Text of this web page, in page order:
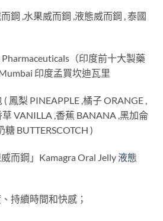
鋼 ,水果威而鋼 ,液態威而鋼 , 泰國
Pharmaceuticals（印度前十大製藥
印度孟買坎迪瓦里
鳳梨 PINEAPPLE ,橘子 ORANGE ,
草 VANILLA ,香蕉 BANANA ,黑加侖
BUTTERSCOTCH )
而鋼」Kamagra Oral Jelly 液態
持續時間和快感；